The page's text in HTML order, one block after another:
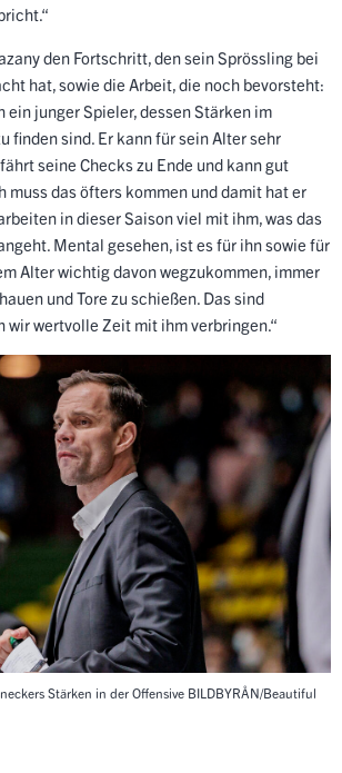
den Fortschritt, den sein Sprössling bei
hat, sowie die Arbeit, die noch bevorsteht:
ein junger Spieler, dessen Stärken im
finden sind. Er kann für sein Alter sehr
seine Checks zu Ende und kann gut
muss das öfters kommen und damit hat er
in dieser Saison viel mit ihm, was das
Mental gesehen, ist es für ihn sowie für
Alter wichtig davon wegzukommen, immer
und Tore zu schießen. Das sind
wir wertvolle Zeit mit ihm verbringen.“
Stärken in der Offensive BILDBYRÅN/Beautiful